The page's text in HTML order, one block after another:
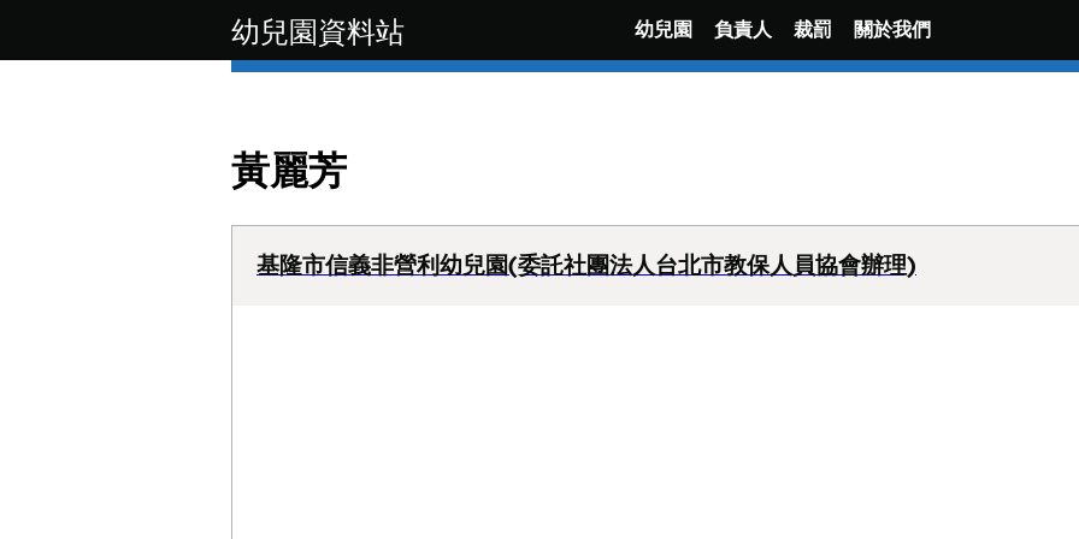
幼兒園資料站 幼兒園 負責人 裁罰 關於我們
黃麗芳
基隆市信義非營利幼兒園(委託社團法人台北市教保人員協會辦理)